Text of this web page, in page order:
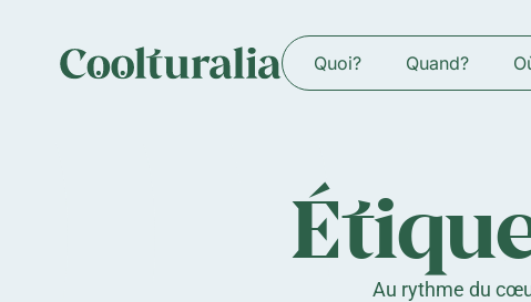
Quoi? Quand?
Au rythme du